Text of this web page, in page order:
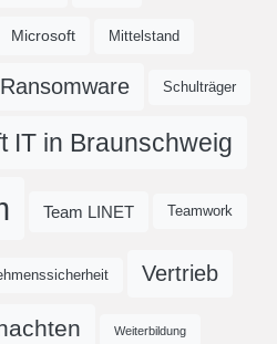
Microsoft Mittelstand
Ransomware Schulträger
IT in Braunschweig
Team LINET Teamwork
Vertrieb
Weiterbildung